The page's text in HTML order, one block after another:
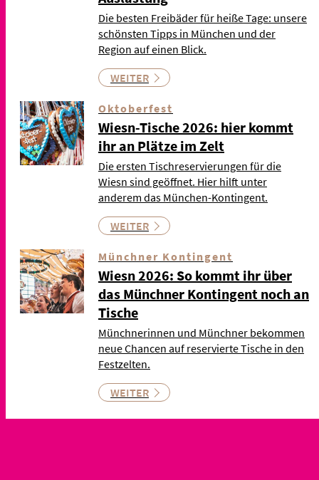
Die besten Freibäder für heiße Tage: unsere
schönsten Tipps in München und der
Region auf einen Blick.
WEITER
Oktoberfest
Wiesn-Tische 2026: hier kommt
ihr an Plätze im Zelt
Die ersten Tischreservierungen für die
Wiesn sind geöffnet. Hier hilft unter
anderem das München-Kontingent.
WEITER
Münchner Kontingent
Wiesn 2026: So kommt ihr über
das Münchner Kontingent noch an
Tische
Münchnerinnen und Münchner bekommen
neue Chancen auf reservierte Tische in den
Festzelten.
WEITER